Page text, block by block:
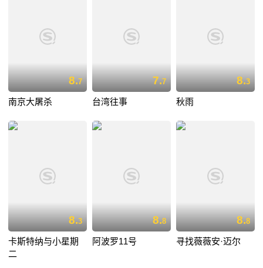
8.7
南京大屠杀
7.7
台湾往事
8.3
秋雨
8.3
卡斯特纳与小星期
二
8.8
阿波罗11号
8.8
寻找薇薇安·迈尔